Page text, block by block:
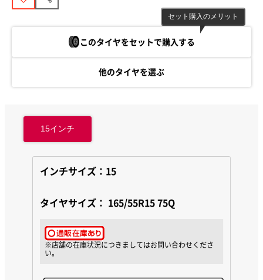
セット購入のメリット
このタイヤをセットで購入する
他のタイヤを選ぶ
15インチ
インチサイズ：15
タイヤサイズ： 165/55R15 75Q